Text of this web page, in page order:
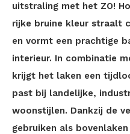
uitstraling met het ZO!
rijke bruine kleur straalt
en vormt een prachtige
interieur. In combinatie
krijgt het laken een
past bij landelijke,
woonstijlen. Dankzij de
gebruiken als